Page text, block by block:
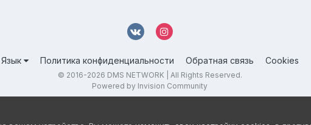
Язык Политика конфиденциальности Обратная связь Cookies
© 2016-2026 DMS NETWORK | All Rights Reserved.
Powered by Invision Community